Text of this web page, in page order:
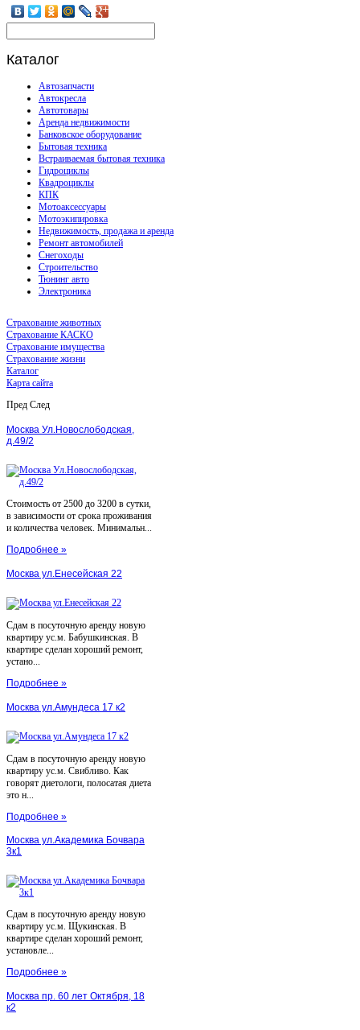
Каталог
Автозапчасти
Автокресла
Автотовары
Аренда недвижимости
Банковское оборудование
Бытовая техника
Встраиваемая бытовая техника
Гидроциклы
Квадроциклы
КПК
Мотоаксессуары
Мотоэкипировка
Недвижимость, продажа и аренда
Ремонт автомобилей
Снегоходы
Строительство
Тюнинг авто
Электроника
Страхование животных
Страхование КАСКО
Страхование имущества
Страхование жизни
Каталог
Карта сайта
Пред След
Москва Ул.Новослободская,
д.49/2
Стоимость от 2500 до 3200 в сутки,
в зависимости от срока проживания
и количества человек. Минимальн...
Подробнее »
Москва ул.Енесейская 22
Сдам в посуточную аренду новую
квартиру ус.м. Бабушкинская. В
квартире сделан хороший ремонт,
устано...
Подробнее »
Москва ул.Амундеса 17 к2
Сдам в посуточную аренду новую
квартиру ус.м. Свибливо. Как
говорят диетологи, полосатая диета
это н...
Подробнее »
Москва ул.Академика Бочвара
3к1
Сдам в посуточную аренду новую
квартиру ус.м. Щукинская. В
квартире сделан хороший ремонт,
установле...
Подробнее »
Москва пр. 60 лет Октября, 18
к2